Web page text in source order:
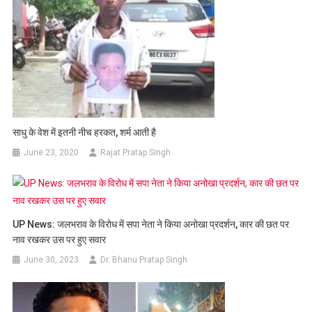
साधु के वेश में इतनी नीच हरकत, शर्म आती है
June 23, 2020 Rajat Pratap Singh
UP News: जलभराव के विरोध में सपा नेता ने किया अनोखा प्रदर्शन, कार की छत पर
नाव रखकर उस पर हुए सवार
June 30, 2023 Dr. Bhanu Pratap Singh